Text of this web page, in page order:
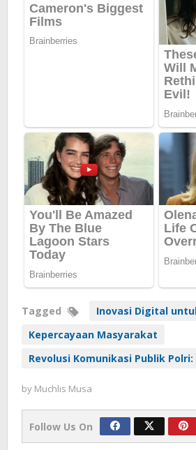
Tagged
Inovasi Digital
Kepercayaan Masyarakat
Revolusi Komunikasi Publik Polri:
by Muchlis Musa
Follow Us On